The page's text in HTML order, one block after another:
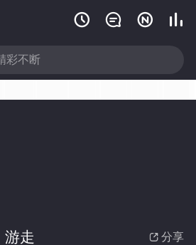
   
 分享
游走